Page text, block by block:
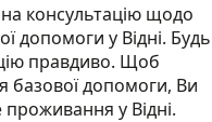
консультацію щодо
допомоги у Відні. Будь
правдиво. Щоб
базової допомоги, Ви
у Відні.